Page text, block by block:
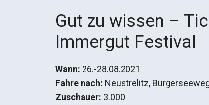
Gut zu wissen –
Immergut Festival
Wann: 26.-28.08.2021
Fahre nach: Neustrelitz, Bürgerseeweg
Zuschauer: 3.000